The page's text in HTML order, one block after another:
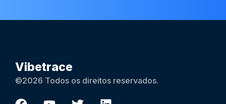
Vibetrace
©2026 Todos os direitos reservados.